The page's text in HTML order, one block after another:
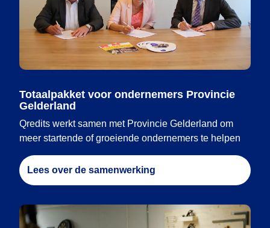
Totaalpakket voor ondernemers Provincie
Gelderland
Qredits werkt samen met Provincie Gelderland om
meer startende of groeiende ondernemers te helpen
Lees over de samenwerking